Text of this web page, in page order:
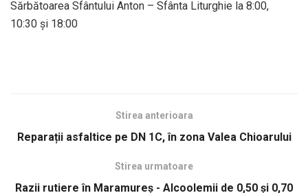
Sărbătoarea Sfântului Anton – Sfânta Liturghie la 8:00,
10:30 și 18:00
Stirea anterioara
Reparații asfaltice pe DN 1C, în zona Valea Chioarului
Stirea urmatoare
Razii rutiere în Maramureș - Alcoolemii de 0,50 și 0,70